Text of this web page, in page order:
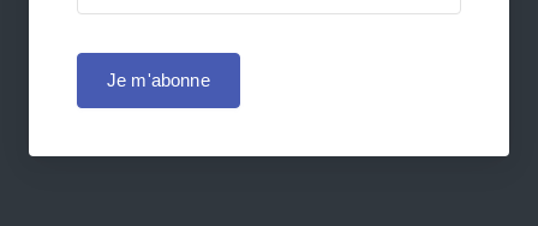
Je m'abonne